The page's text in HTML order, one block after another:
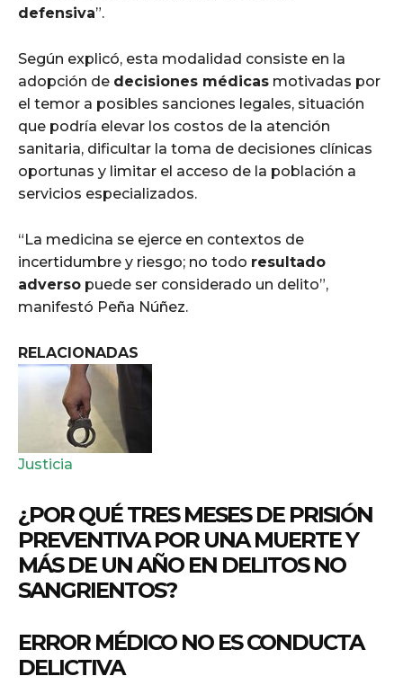
defensiva”.
Según explicó, esta modalidad consiste en la
adopción de decisiones médicas motivadas por
el temor a posibles sanciones legales, situación
que podría elevar los costos de la atención
sanitaria, dificultar la toma de decisiones clínicas
oportunas y limitar el acceso de la población a
servicios especializados.
“La medicina se ejerce en contextos de
incertidumbre y riesgo; no todo resultado
adverso puede ser considerado un delito”,
manifestó Peña Núñez.
RELACIONADAS
Justicia
¿POR QUÉ TRES MESES DE PRISIÓN
PREVENTIVA POR UNA MUERTE Y
MÁS DE UN AÑO EN DELITOS NO
SANGRIENTOS?
ERROR MÉDICONO ES CONDUCTA
DELICTIVA